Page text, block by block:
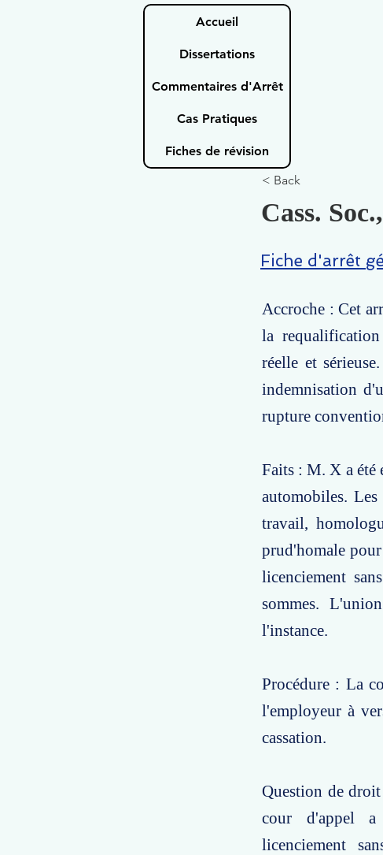
Accueil
Dissertations
Commentaires d'Arrêt
Cas Pratiques
Fiches de révision
< Back
Cass.
Fiche d'arrêt
Accroche : Cet
la
réelle et
indemnisation
rupture
Faits : M. X a été
automobiles.
travail,
prud'homale
licenciement
sommes.
l'instance.
Procédure : La
l'employeur à
cassation.
Question de
cour d'appel a
licenciement